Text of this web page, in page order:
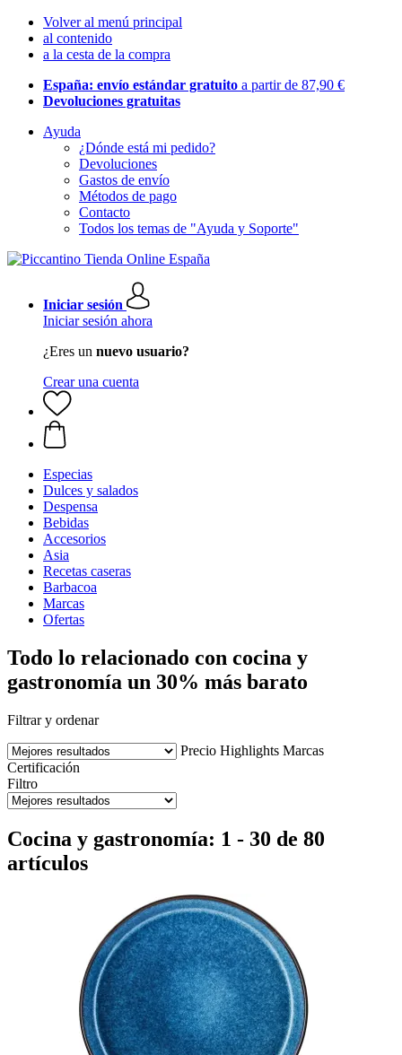
Volver al menú principal
al contenido
a la cesta de la compra
España: envío estándar gratuito a partir de 87,90 €
Devoluciones gratuitas
Ayuda
¿Dónde está mi pedido?
Devoluciones
Gastos de envío
Métodos de pago
Contacto
Todos los temas de "Ayuda y Soporte"
Iniciar sesión
Iniciar sesión ahora
¿Eres un nuevo usuario?
Crear una cuenta
Especias
Dulces y salados
Despensa
Bebidas
Accesorios
Asia
Recetas caseras
Barbacoa
Marcas
Ofertas
Todo lo relacionado con cocina y
gastronomía un 30% más barato
Filtrar y ordenar
Precio Highlights Marcas
Certificación
Filtro
Cocina y gastronomía: 1 - 30 de 80
artículos